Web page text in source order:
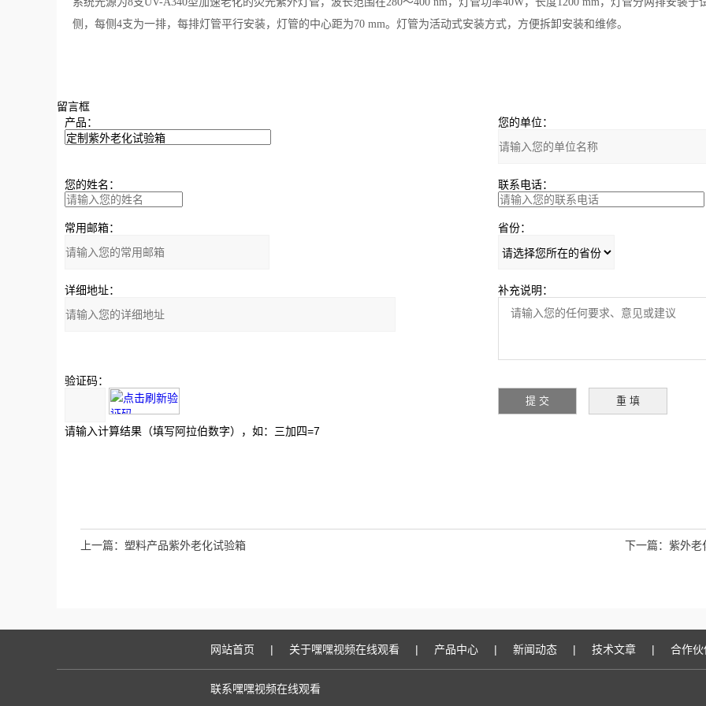
侧，每侧4支为一排，每排灯管平行安装，灯管的中心距为70 mm。灯管为活动式安装方式，方便拆卸安装和维修。
留言框
产品：
您的单位：
您的姓名： 联系电话：
常用邮箱： 省份：
详细地址： 补充说明：
验证码：
请输入计算结果（填写阿拉伯数字），如：三加四=7
上一篇： 塑料产品紫外老化试验箱 下一篇： 紫外老
网站首页 | 关于嘿嘿视频在线观看 | 产品中心 | 新闻动态 | 技术文章 | 合作伙
联系嘿嘿视频在线观看